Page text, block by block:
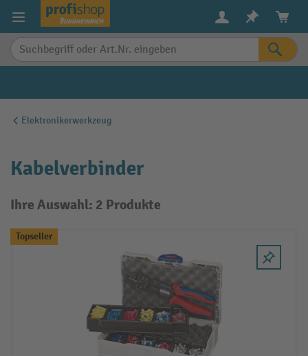
springen
Elektronikerwerkzeug
Kabelverbinder
Ihre Auswahl: 2 Produkte
Topseller